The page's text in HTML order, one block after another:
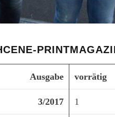
Ausgabe vorrätig
3/2017 1